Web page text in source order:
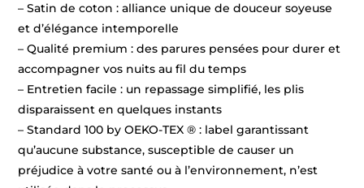
– Satin de coton : alliance unique de douceur soyeuse
et d’élégance intemporelle
– Qualité premium : des parures pensées pour durer et
accompagner vos nuits au fil du temps
– Entretien facile : un repassage simplifié, les plis
disparaissent en quelques instants
– Standard 100 by OEKO-TEX ® : label garantissant
qu’aucune substance, susceptible de causer un
préjudice à votre santé ou à l’environnement, n’est